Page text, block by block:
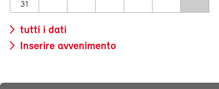
31
tutti i dati
Inserire avvenimento